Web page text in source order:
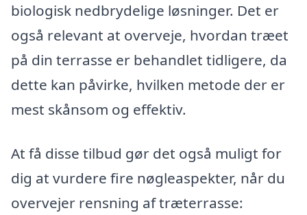
biologisk nedbrydelige løsninger. Det er
også relevant at overveje, hvordan træet
på din terrasse er behandlet tidligere, da
dette kan påvirke, hvilken metode der er
mest skånsom og effektiv.
At få disse tilbud gør det også muligt for
dig at vurdere fire nøgleaspekter, når du
overvejer rensning af træterrasse: